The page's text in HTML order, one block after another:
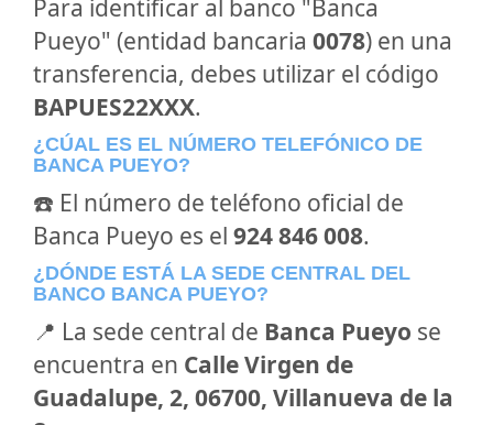
Para identificar al banco "Banca
Pueyo" (entidad bancaria 0078) en una
transferencia, debes utilizar el código
BAPUES22XXX.
¿CÚAL ES EL NÚMERO TELEFÓNICO DE
BANCA PUEYO?
☎️ El número de teléfono oficial de
Banca Pueyo es el 924 846 008.
¿DÓNDE ESTÁ LA SEDE CENTRAL DEL
BANCO BANCA PUEYO?
📍 La sede central de Banca Pueyo se
encuentra en Calle Virgen de
Guadalupe, 2, 06700, Villanueva de la